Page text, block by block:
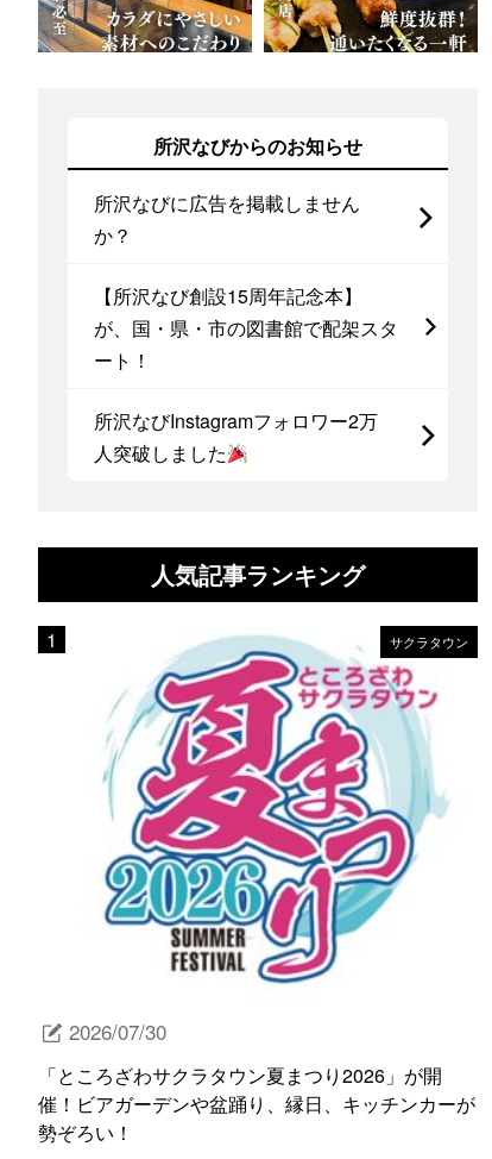
所沢なびからのお知らせ
所沢なびに広告を掲載しません
か？
【所沢なび創設15周年記念本】
が、国・県・市の図書館で配架スタ
ート！
所沢なびInstagramフォロワー2万
人突破しました
人気記事ランキング
サクラタウン
2026/07/30
「ところざわサクラタウン夏まつり2026」が開
催！ビアガーデンや盆踊り、縁日、キッチンカーが
勢ぞろい！